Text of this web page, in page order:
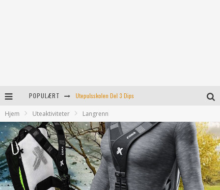
POPULÆRT
Føler ikke for å trene i dag!
8 tips som kanskje hjelper
Utetest: Polar Grit X
Hjem Uteaktiviteter Langrenn